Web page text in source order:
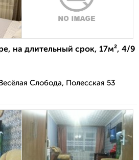
на длительный срок, 17м², 4/9
Слобода, Полесская 53